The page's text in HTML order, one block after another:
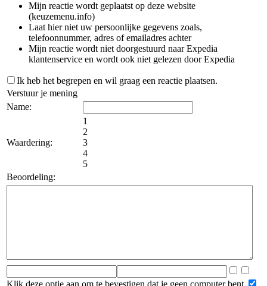
Mijn reactie wordt geplaatst op deze website
(keuzemenu.info)
Laat hier niet uw persoonlijke gegevens zoals,
telefoonnummer, adres of emailadres achter
Mijn reactie wordt niet doorgestuurd naar Expedia
klantenservice en wordt ook niet gelezen door Expedia
Ik heb het begrepen en wil graag een reactie plaatsen.
Verstuur je mening
Name:
Waardering:
1
2
3
4
5
Beoordeling:
Klik deze optie aan om te bevestigen dat je geen computer bent.